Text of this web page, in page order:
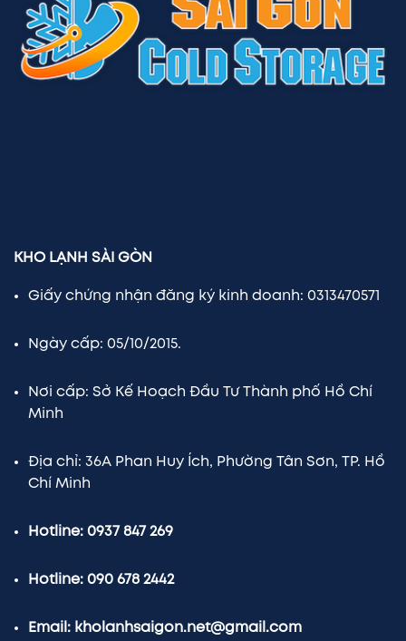
KHO LẠNH SÀI GÒN
Giấy chứng nhận đăng ký kinh doanh: 0313470571
Ngày cấp: 05/10/2015.
Nơi cấp: Sở Kế Hoạch Đầu Tư Thành phố Hồ Chí
Minh
Địa chỉ: 36A Phan Huy Ích, Phường Tân Sơn, TP. Hồ
Chí Minh
Hotline: 0937 847 269
Hotline: 090 678 2442
Email: kholanhsaigon.net@gmail.com